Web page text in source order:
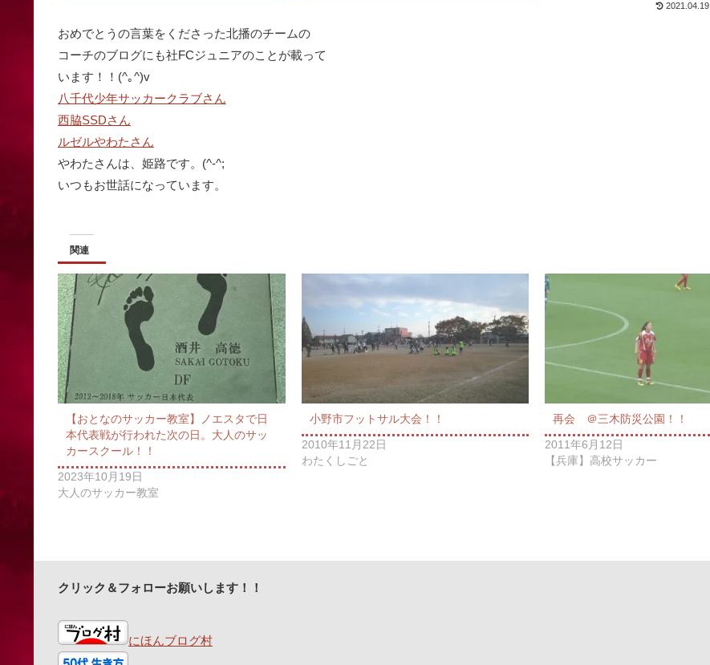
2021.04.19
おめでとうの言葉をくださった北播のチームの
コーチのブログにも社FCジュニアのことが載って
います！！(^｡^)v
八千代少年サッカークラブさん
西脇SSDさん
ルゼルやわたさん
やわたさんは、姫路です。(^-^;
いつもお世話になっています。
関連
【おとなのサッカー教室】ノエスタで日
本代表戦が行われた次の日。大人のサッ
カースクール！！
2023年10月19日
大人のサッカー教室
小野市フットサル大会！！
2010年11月22日
わたくしごと
再会 ＠三木防災公園！！
2011年6月12日
【兵庫】高校サッカー
クリック＆フォローお願いします！！
にほんブログ村